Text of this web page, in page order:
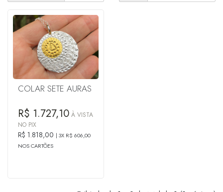
COLAR SETE AURAS
R$ 1.727,10 À VISTA
NO PIX
R$ 1.818,00
3X R$ 606,00
NOS CARTÕES